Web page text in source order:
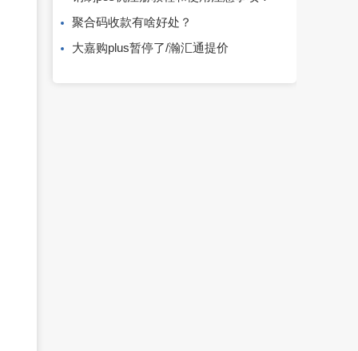
聚合码收款有啥好处？
大嘉购plus暂停了/瀚汇通提价